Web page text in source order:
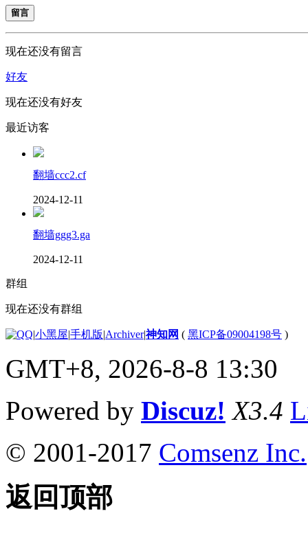
留言
现在还没有留言
好友
现在还没有好友
最近访客
翻墙ccc2.cf
2024-12-11
翻墙ggg3.ga
2024-12-11
群组
现在还没有群组
|小黑屋|手机版|Archiver|神知网 ( 黑ICP备09004198号 )
GMT+8, 2026-8-8 13:30
Powered by Discuz! X3.4
© 2001-2017 Comsenz Inc.
返回顶部